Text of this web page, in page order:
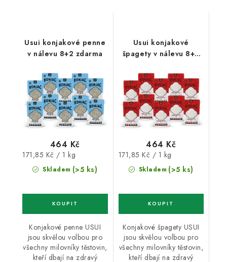
Usui konjakové penne
v nálevu 8+2 zdarma
Skladem (>5 ks)
464 Kč
Měrná
cena:
171,85 Kč / 1 kg
Konjakové penne USUI
jsou skvělou volbou pro
všechny milovníky těstovin,
kteří dbají na zdravý
Usui konjakové
špagety v nálevu 8+2
Skladem (>5 ks)
464 Kč
Měrná
cena:
171,85 Kč / 1 kg
Konjakové špagety USUI
jsou skvělou volbou pro
všechny milovníky těstovin,
kteří dbají na zdravý